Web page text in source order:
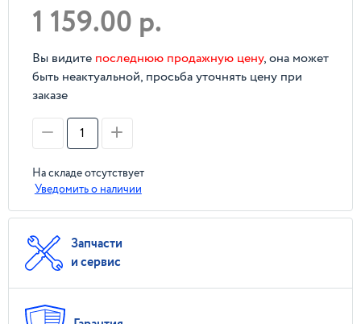
1 159.00 р.
Вы видите последнюю продажную цену, она может
быть неактуальной, просьба уточнять цену при
заказе
На складе отсутствует
Уведомить о наличии
Запчасти
и сервис